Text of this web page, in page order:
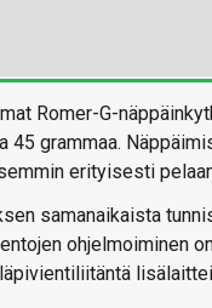
Romer-G-
grammaa.
erityisesti
samanaikaista
ohjelmoiminen